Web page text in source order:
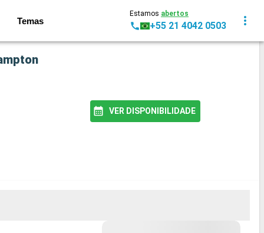
Temas
Estamos abertos
+55 21 4042 0503
VER DISPONIBILIDADE